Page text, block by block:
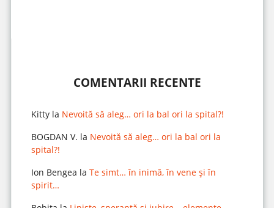
COMENTARII RECENTE
Kittyla Nevoită să aleg… ori la bal ori la spital?!
BOGDAN V. la Nevoită să aleg… ori la bal ori la
spital?!
Ion Bengea la Te simt… în inimă, în vene și în
spirit…